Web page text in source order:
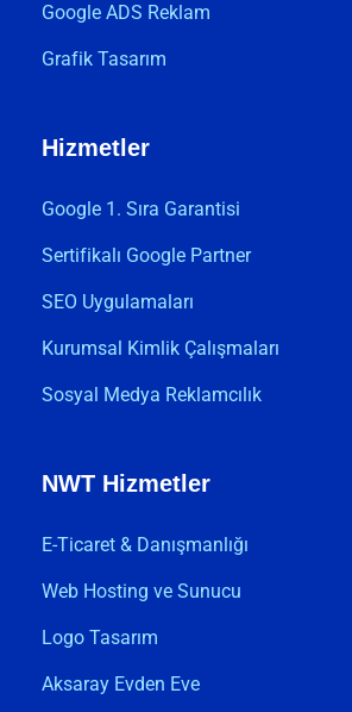
Google ADS Reklam
Grafik Tasarım
Hizmetler
Google 1. Sıra Garantisi
Sertifikalı Google Partner
SEO Uygulamaları
Kurumsal Kimlik Çalışmaları
Sosyal Medya Reklamcılık
NWT Hizmetler
E-Ticaret & Danışmanlığı
Web Hosting ve Sunucu
Logo Tasarım
Aksaray Evden Eve